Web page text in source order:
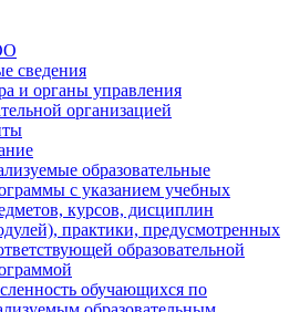
сведения
и органы управления
организацией
образовательные
с указанием учебных
курсов, дисциплин
практики, предусмотренных
образовательной
обучающихся по